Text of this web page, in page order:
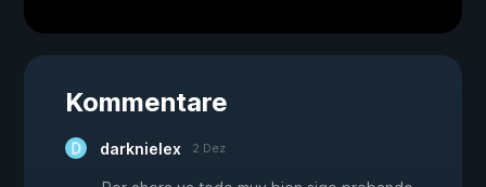
Kommentare
darknielex 2 Dez